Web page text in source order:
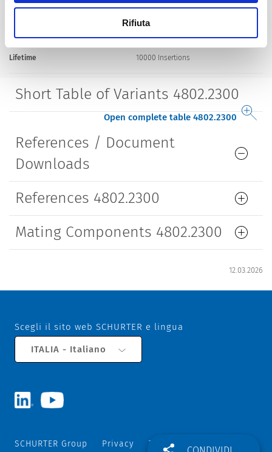
Rifiuta
straight
Lifetime 10000 Insertions​
Short Table of Variants 4802.2300
Open complete table 4802.2300
References / Document
Downloads
References 4802.2300
Mating Components 4802.2300
12.03.2026
Scegli il sito web SCHURTER e lingua
ITALIA - Italiano
SCHURTER Group Privacy Termini e Condizioni